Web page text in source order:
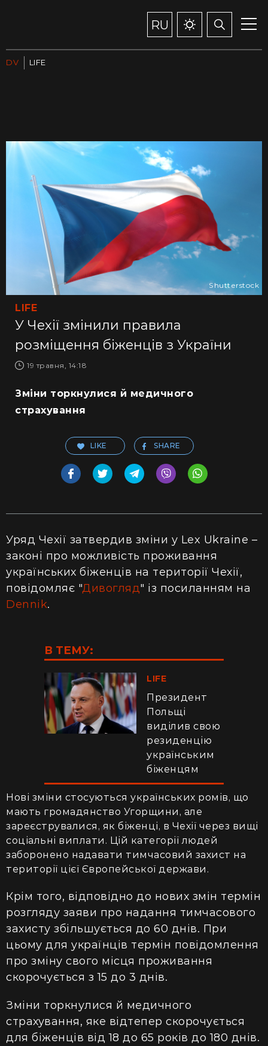
RU
DV LIFE
LIFE
У Чехії змінили правила
розміщення біженців з України
19 травня, 14:18
Shutterstock
Зміни торкнулися й медичного
страхування
LIKE SHARE
Уряд Чехії затвердив зміни у Lex Ukraine –
законі про можливість проживання
українських біженців на території Чехії,
повідомляє "Дивогляд" із посиланням на
Dennik.
В ТЕМУ:
LIFE
Президент
Польщі
виділив свою
резиденцію
українським
біженцям
Нові зміни стосуються українських ромів, що
мають громадянство Угорщини, але
зареєструвалися, як біженці, в Чехії через вищі
соціальні виплати. Цій категорії людей
заборонено надавати тимчасовий захист на
території цієї Європейської держави.
Крім того, відповідно до нових змін термін
розгляду заяви про надання тимчасового
захисту збільшується до 60 днів. При
цьому для українців термін повідомлення
про зміну свого місця проживання
скорочується з 15 до 3 днів.
Зміни торкнулися й медичного
страхування, яке відтепер скорочується
для біженців від 18 до 65 років до 180 днів.